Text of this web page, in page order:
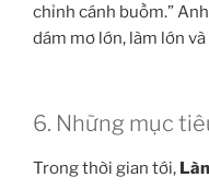
chỉnh cánh buồm.”
dám mơ lớn, làm lớn
6. Những mục
Trong thời gian tới,